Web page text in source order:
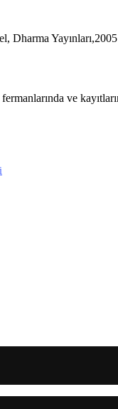
Dharma Yayınları,2005
ve